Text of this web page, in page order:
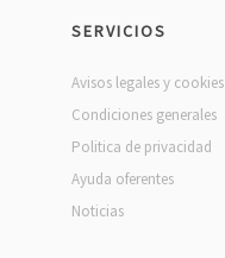
SERVICIOS
Avisos legales y cookies
Condiciones generales
Politica de privacidad
Ayuda oferentes
Noticias